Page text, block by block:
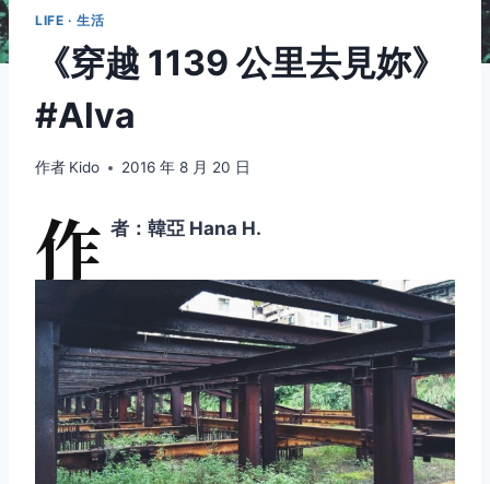
LIFE · 生活
《穿越 1139 公里去見妳》
#Alva
作者 Kido 2016 年 8 月 20 日
作 者：韓亞 Hana H.